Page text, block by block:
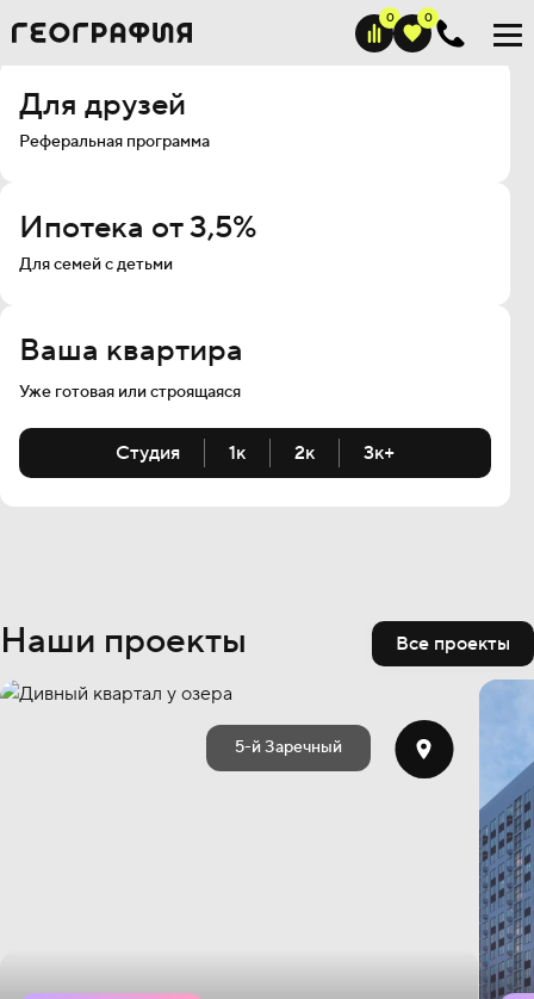
Для друзей
Реферальная программа
Ипотека от 3,5%
Для семей с детьми
Ваша квартира
Уже готовая или строящаяся
Студия 1к 2к 3к+
Наши проекты Все проекты
5-й Заречный